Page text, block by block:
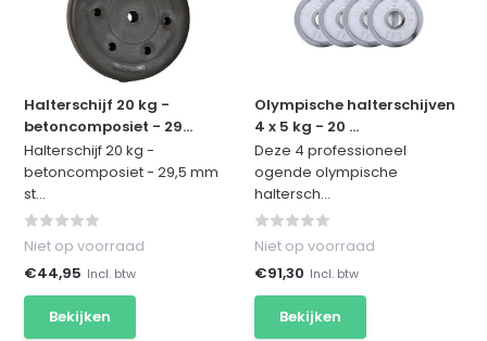
Halterschijf 20 kg -
betoncomposiet - 29...
Halterschijf 20 kg -
betoncomposiet - 29,5 mm
st...
Niet op voorraad
€44,95 Incl. btw
Bekijken
Olympische halterschijven
4 x 5 kg - 20 ...
Deze 4 professioneel
ogende olympische
haltersch...
Niet op voorraad
€91,30 Incl. btw
Bekijken